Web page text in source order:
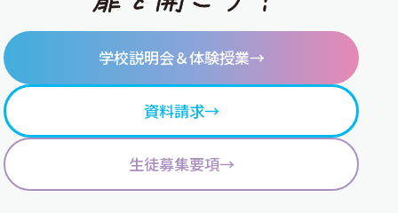
学校説明会＆体験授業→
資料請求→
生徒募集要項→